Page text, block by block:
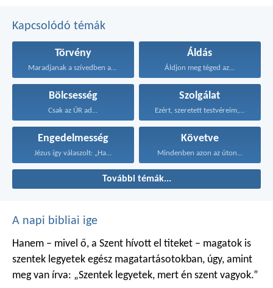
Kapcsolódó témák
Törvény
Maradjanak a szívedben azok...
Áldás
Áldjon meg téged az...
Bölcsesség
Csak az ÚR ad...
Szolgálat
Ezért, szeretett testvéreim, legyetek...
Engedelmesség
Jézus így válaszolt: „Ha...
Követve
Mindenben azon az úton...
További témák...
A napi bibliai ige
Hanem – mivel ő, a Szent hívott el titeket – magatok is
szentek legyetek egész magatartásotokban, úgy, amint
meg van írva: „Szentek legyetek, mert én szent vagyok.”